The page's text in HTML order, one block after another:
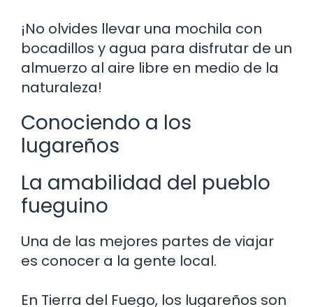
¡No olvides llevar una mochila con
bocadillos y agua para disfrutar de un
almuerzo al aire libre en medio de la
naturaleza!
Conociendo a los
lugareños
La amabilidad del pueblo
fueguino
Una de las mejores partes de viajar
es conocer a la gente local.
En Tierra del Fuego, los lugareños son